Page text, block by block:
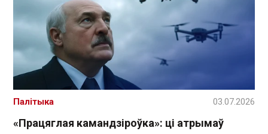
«Працяглая камандзіроўка»: ці атрымаў
Палітыка 03.07.2026